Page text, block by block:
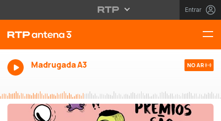
Entrar
Madrugada A3 NO AR